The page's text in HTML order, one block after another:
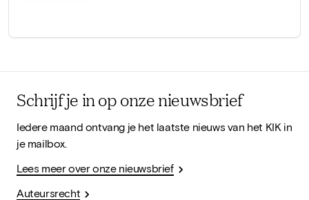
Schrijf je in op onze nieuwsbrief
Iedere maand ontvang je het laatste nieuws van het KIK in
je mailbox.
Lees meer over onze nieuwsbrief
Auteursrecht